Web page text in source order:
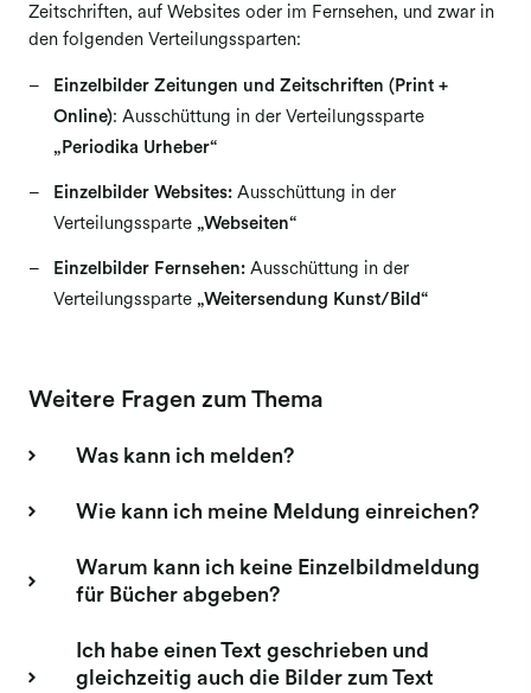
Meldung Kunst am Bau
Meldung Social Media
Meldung Bildagenturen
Meldung Buchverlage
Meldung Film
Meldung Werbefilm
Zeitschriften, auf Websites oder im Fernsehen, und zwar in
den folgenden Verteilungssparten:
Einzelbilder Zeitungen und Zeitschriften (Print +
Online): Ausschüttung in der Verteilungssparte
„Periodika Urheber“
Einzelbilder Websites:Ausschüttung in der
Verteilungssparte „Webseiten“
Einzelbilder Fernsehen:Ausschüttung in der
Verteilungssparte „Weitersendung Kunst/Bild“
Weitere Fragen zum Thema
Was kann ich melden?
Wie kann ich meine Meldung einreichen?
Warum kann ich keine Einzelbildmeldung
für Bücher abgeben?
Ich habe einen Text geschrieben und
gleichzeitig auch die Bilder zum Text